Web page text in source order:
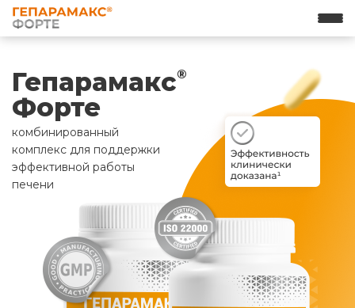
Гепарамакс®
Форте
комбинированный
комплекс для поддержки
эффективной работы
печени